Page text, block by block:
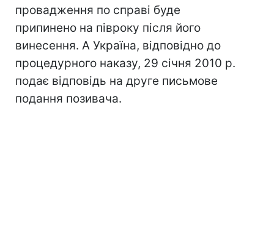
провадження по справі буде
припинено на півроку після його
винесення. А Україна, відповідно до
процедурного наказу, 29 січня 2010 р.
подає відповідь на друге письмове
подання позивача.